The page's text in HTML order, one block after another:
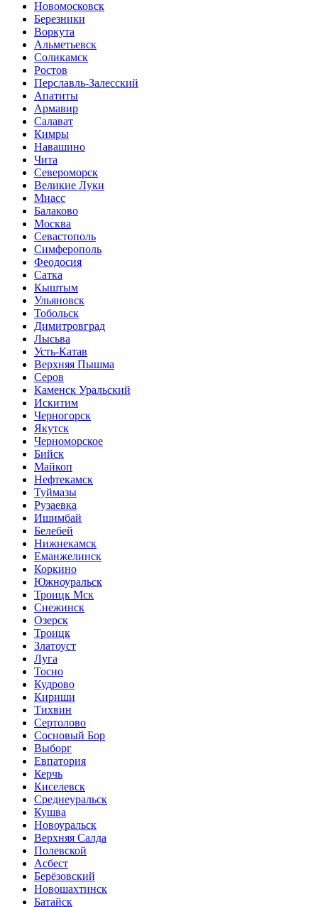
Новомосковск
Березники
Воркута
Альметьевск
Соликамск
Ростов
Перславль-Залесский
Апатиты
Армавир
Салават
Кимры
Навашино
Чита
Североморск
Великие Луки
Миасс
Балаково
Москва
Севастополь
Симферополь
Феодосия
Сатка
Кыштым
Ульяновск
Тобольск
Димитровград
Лысьва
Усть-Катав
Верхняя Пышма
Серов
Каменск Уральский
Искитим
Черногорск
Якутск
Черноморское
Бийск
Майкоп
Нефтекамск
Туймазы
Рузаевка
Ишимбай
Белебей
Нижнекамск
Еманжелинск
Коркино
Южноуральск
Троицк Мск
Снежинск
Озерск
Троицк
Златоуст
Луга
Тосно
Кудрово
Кириши
Тихвин
Сертолово
Сосновый Бор
Выборг
Евпатория
Керчь
Киселевск
Среднеуральск
Кушва
Новоуральск
Верхняя Салда
Полевской
Асбест
Берёзовский
Новошахтинск
Батайск